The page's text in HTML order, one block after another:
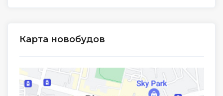
Карта новобудов